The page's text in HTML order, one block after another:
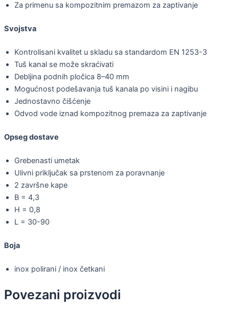
Za primenu sa kompozitnim premazom za zaptivanje
Svojstva
Kontrolisani kvalitet u skladu sa standardom EN 1253-3
Tuš kanal se može skraćivati
Debljina podnih pločica 8–40 mm
Mogućnost podešavanja tuš kanala po visini i nagibu
Jednostavno čišćenje
Odvod vode iznad kompozitnog premaza za zaptivanje
Opseg dostave
Grebenasti umetak
Ulivni priključak sa prstenom za poravnanje
2 završne kape
B = 4,3
H = 0,8
L = 30-90
Boja
inox polirani / inox četkani
Povezani proizvodi